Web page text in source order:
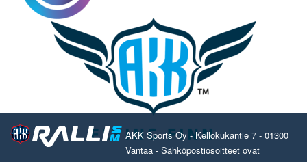
AKK Sports Oy - Kellokukantie 7 - 01300
Vantaa - Sähköpostiosoitteet ovat